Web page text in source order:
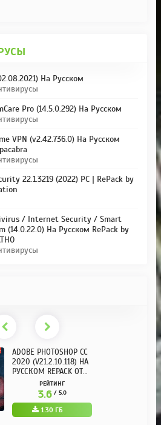
На Русском
Pro (14.5.0.292) На Русском
VPN (v2.42.736.0) На Русском
22.1.3219 (2022) PC | RePack by
/ Internet Security / Smart
(14.0.22.0) На Русском RePack by
ADOBE PHOTOSHOP CC
2020 (V21.2.10.118) НА
РУССКОМ REPACK ОТ
KPOJIUKРЕЙТИНГ
3.6/ 5.0
1.30 ГБ